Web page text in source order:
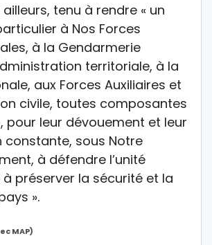
ailleurs, tenu à rendre « un
à Nos Forces
à la Gendarmerie
territoriale, à la
aux Forces Auxiliaires et
civile, toutes composantes
pour leur dévouement et leur
constante, sous Notre
à défendre l’unité
préserver la sécurité et la
».
MAP)